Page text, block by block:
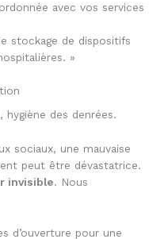
avec vos services
stockage de dispositifs
»
hygiène des denrées.
sociaux, une mauvaise
peut être dévastatrice.
invisible. Nous
d’ouverture pour une